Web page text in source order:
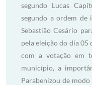
segundo Lucas
segundo a ordem de
Sebastião Cesário
pela eleição do dia
com a votação em
município, a
Parabenizou de